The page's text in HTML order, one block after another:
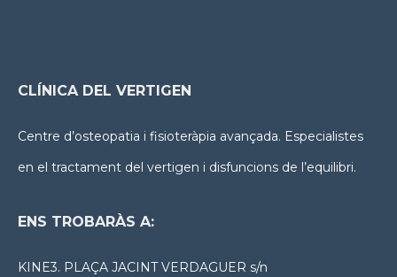
CLÍNICA DEL VERTIGEN
Centre d’osteopatia i fisioteràpia avançada. Especialistes
en el tractament del vertigen i disfuncions de l’equilibri.
ENS TROBARÀS A:
KINE3. PLAÇA JACINT VERDAGUER s/n